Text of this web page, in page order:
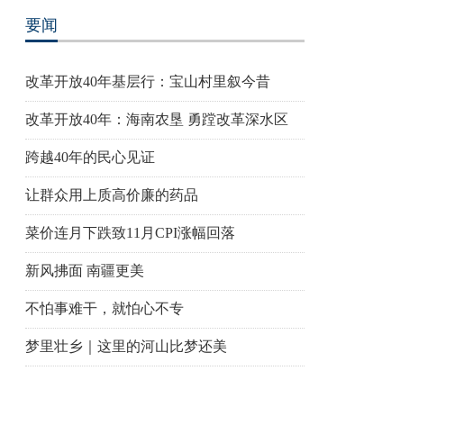
要闻
改革开放40年基层行：宝山村里叙今昔
改革开放40年：海南农垦 勇蹚改革深水区
跨越40年的民心见证
让群众用上质高价廉的药品
菜价连月下跌致11月CPI涨幅回落
新风拂面 南疆更美
不怕事难干，就怕心不专
梦里壮乡｜这里的河山比梦还美